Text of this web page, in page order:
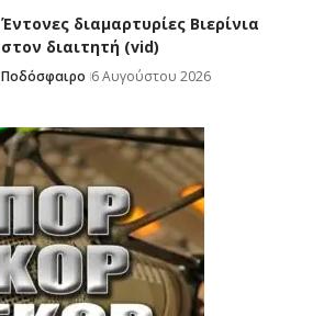
Έντονες διαμαρτυρίες Βιερίνια
στον διαιτητή (vid)
Ποδόσφαιρο 6 Αυγούστου 2026